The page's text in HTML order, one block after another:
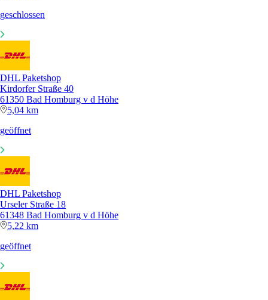
geschlossen
DHL Paketshop
Kirdorfer Straße 40
61350 Bad Homburg v d Höhe
5,04 km
geöffnet
DHL Paketshop
Urseler Straße 18
61348 Bad Homburg v d Höhe
5,22 km
geöffnet